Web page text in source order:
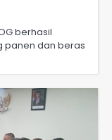
berhasil
panen dan beras